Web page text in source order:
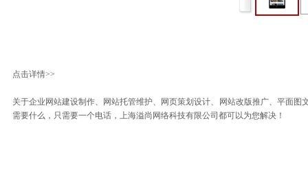
点击详情>>
关于企业网站建设制作、网站托管维护、网页策划设计、网站改版推广、平面
需要什么，只需要一个电话，上海溢尚网络科技有限公司都可以为您解决！